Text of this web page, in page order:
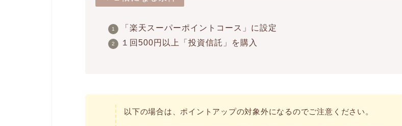
「楽天スーパーポイントコース」に設定
１回500円以上「投資信託」を購入
以下の場合は、ポイントアップの対象外になるのでご注意ください。